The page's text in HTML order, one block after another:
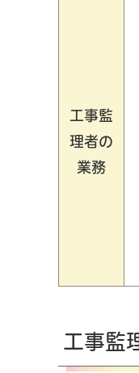
工事監
理者の
業務
工事監